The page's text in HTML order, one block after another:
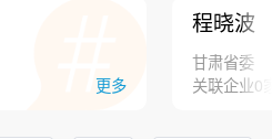
更多
程晓波
甘肃省委
关联企业0